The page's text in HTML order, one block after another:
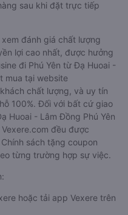
sau khi đặt trực tiếp
đánh giá chất lượng
lợi cao nhất, được hưởng
đi Phú Yên từ Đạ Huoai -
mua tại website
chất lượng, và uy tín
100%. Đối với bất cứ giao
Huoai - Lâm Đồng Phú Yên
đều được
sách tặng coupon
từng trường hợp sự việc.
hoặc tải app Vexere trên